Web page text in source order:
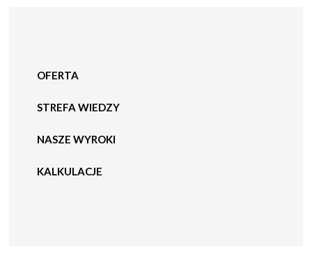
OFERTA
STREFA WIEDZY
NASZE WYROKI
KALKULACJE